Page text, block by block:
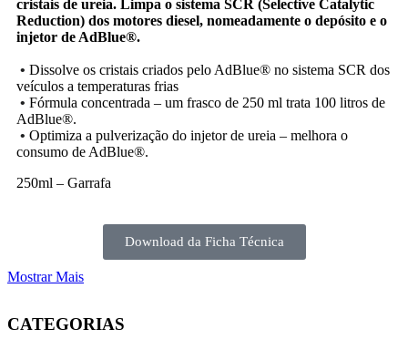
cristais de ureia. Limpa o sistema SCR (Selective Catalytic
Reduction) dos motores diesel, nomeadamente o depósito e o
injetor de AdBlue®.
• Dissolve os cristais criados pelo AdBlue® no sistema SCR dos
veículos a temperaturas frias
• Fórmula concentrada – um frasco de 250 ml trata 100 litros de
AdBlue®.
• Optimiza a pulverização do injetor de ureia – melhora o
consumo de AdBlue®.
250ml – Garrafa
Download da Ficha Técnica
Mostrar Mais
CATEGORIAS